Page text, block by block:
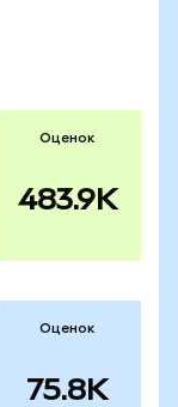
Оценок
483.9K
Оценок
75.8K